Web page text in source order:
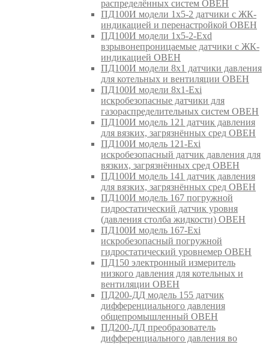
распределённых систем ОВЕН
ПД100И модели 1х5-2 датчики с ЖК-
индикацией и перенастройкой ОВЕН
ПД100И модели 1х5-2-Exd
взрывонепроницаемые датчики с ЖК-
индикацией ОВЕН
ПД100И модели 8х1 датчики давления
для котельных и вентиляции ОВЕН
ПД100И модели 8х1-Exi
искробезопасные датчики для
газораспределительных систем ОВЕН
ПД100И модель 121 датчик давления
для вязких, загрязнённых сред ОВЕН
ПД100И модель 121-Exi
искробезопасный датчик давления для
вязких, загрязнённых сред ОВЕН
ПД100И модель 141 датчик давления
для вязких, загрязнённых сред ОВЕН
ПД100И модель 167 погружной
гидростатический датчик уровня
(давления столба жидкости) ОВЕН
ПД100И модель 167-Exi
искробезопасный погружной
гидростатический уровнемер ОВЕН
ПД150 электронный измеритель
низкого давления для котельных и
вентиляции ОВЕН
ПД200-ДД модель 155 датчик
дифференциального давления
общепромышленный ОВЕН
ПД200-ДД преобразователь
дифференциального давления во